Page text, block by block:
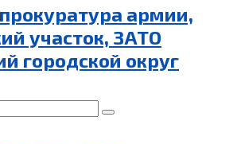
армии,
участок, ЗАТО
городской округ